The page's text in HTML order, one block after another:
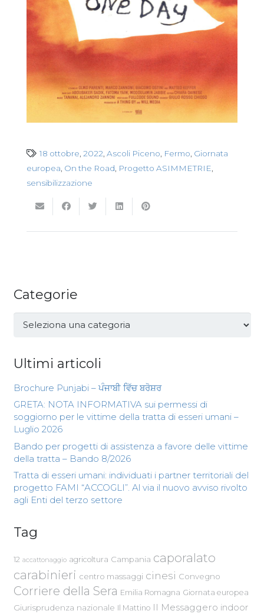
18 ottobre ,2022 ,Ascoli Piceno Fermo Giornata
europea On the Road Progetto ASIMMETRIE
sensibilizzazione
Categorie
Categorie
Ultimi articoli
Brochure Punjabi – ਪੰਜਾਬੀ ਵਿੱਚ ਬਰੋਸ਼ਰ
GRETA: NOTA INFORMATIVA sui permessi di
soggiorno per le vittime della tratta di esseri umani –
Luglio 2026
Bando per progetti di assistenza a favore delle vittime
della tratta – Bando 8/2026
Tratta di esseri umani: individuati i partner territoriali del
progetto FAMI “ACCOGLI”. Al via il nuovo avviso rivolto
agli Enti del terzo settore
Tag
12 accattonaggio agricoltura Campania caporalato
carabinieri centro massaggi cinesi Convegno
Corriere della Sera Emilia Romagna Giornata europea
Giurisprudenza nazionale Il Mattino Il Messaggero indoor